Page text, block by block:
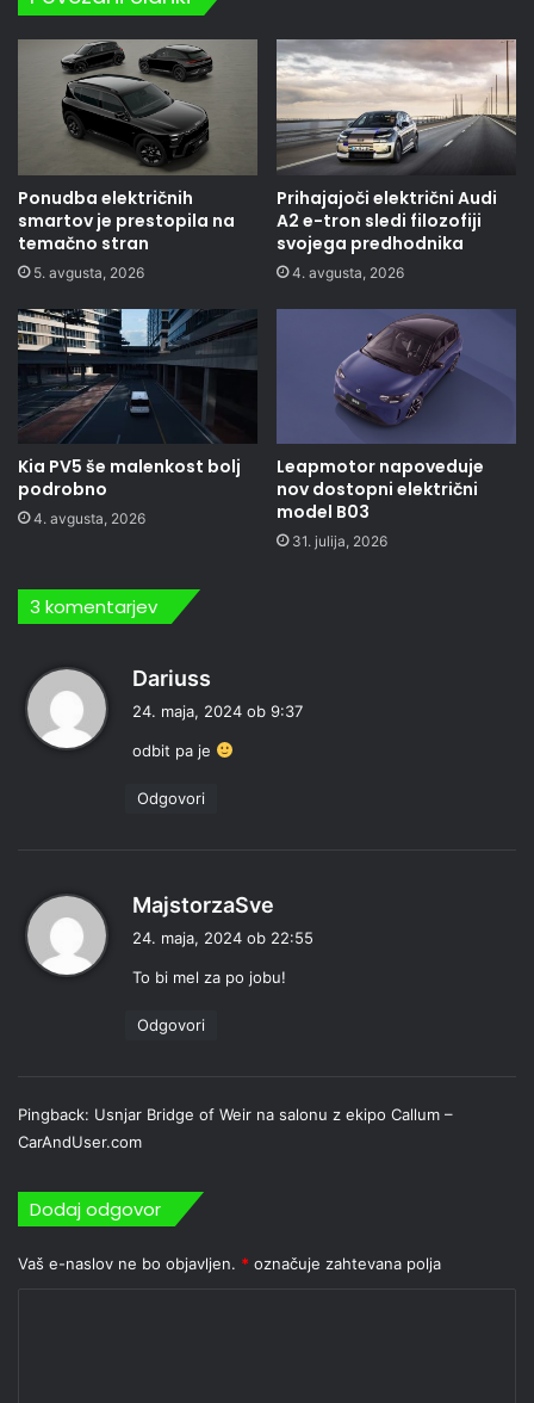
Ponudba električnih
smartov je prestopila na
temačno stran
5. avgusta, 2026
Prihajajoči električni Audi
A2 e-tron sledi filozofiji
svojega predhodnika
4. avgusta, 2026
Kia PV5 še malenkost bolj
podrobno
4. avgusta, 2026
Leapmotor napoveduje
nov dostopni električni
model B03
31. julija, 2026
3 komentarjev
Dariuss
v
24. maja, 2024 ob 9:37
odbit pa je
Odgovori
MajstorzaSve
v
24. maja, 2024 ob 22:55
To bi mel za po jobu!
Odgovori
Pingback: Usnjar Bridge of Weir na salonu z ekipo Callum –
CarAndUser.com
Dodaj odgovor
Vaš e-naslov ne bo objavljen. * označuje zahtevana polja